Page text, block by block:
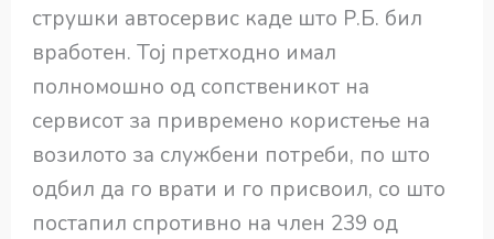
струшки автосервис каде што Р.Б. бил
вработен. Тој претходно имал
полномошно од сопственикот на
сервисот за привремено користење на
возилото за службени потреби, по што
одбил да го врати и го присвоил, со што
постапил спротивно на член 239 од